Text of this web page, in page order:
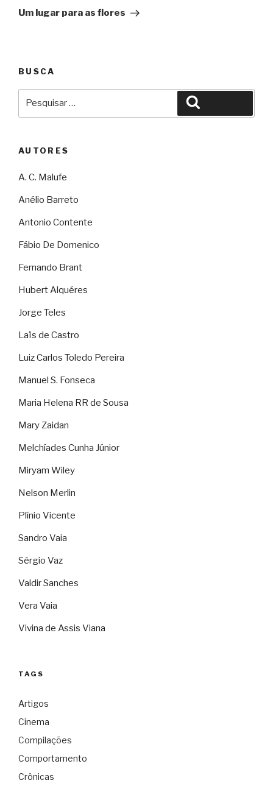
Um lugar para as flores
BUSCA
AUTORES
A. C. Malufe
Anélio Barreto
Antonio Contente
Fábio De Domenico
Fernando Brant
Hubert Alquéres
Jorge Teles
Laïs de Castro
Luiz Carlos Toledo Pereira
Manuel S. Fonseca
Maria Helena RR de Sousa
Mary Zaidan
Melchíades Cunha Júnior
Miryam Wiley
Nelson Merlin
Plínio Vicente
Sandro Vaia
Sérgio Vaz
Valdir Sanches
Vera Vaia
Vivina de Assis Viana
TAGS
Artigos
Cinema
Compilações
Comportamento
Crônicas